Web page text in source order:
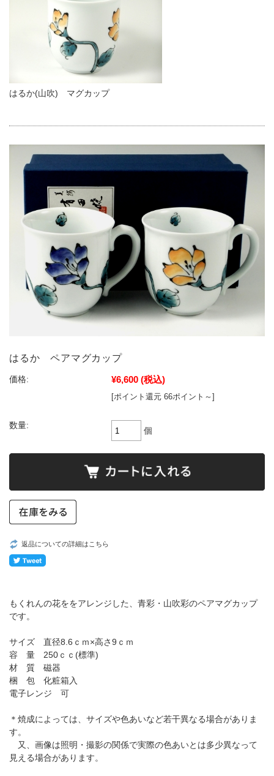
はるか(山吹) マグカップ
はるか ペアマグカップ
価格: ¥6,600 (税込)
[ポイント還元 66ポイント～]
数量:
個
返品についての詳細はこちら
もくれんの花ををアレンジした、青彩・山吹彩のペアマグカップ
です。
サイズ 直径8.6ｃｍ×高さ9ｃｍ
容 量 250ｃｃ(標準)
材 質 磁器
梱 包 化粧箱入
電子レンジ 可
＊焼成によっては、サイズや色あいなど若干異なる場合がありま
す。
又、画像は照明・撮影の関係で実際の色あいとは多少異なって
見える場合があります。